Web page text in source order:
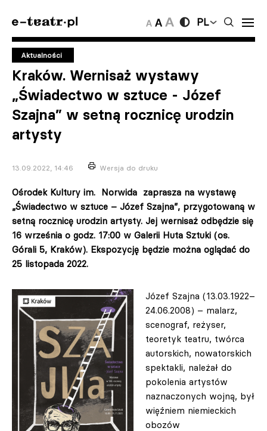
PL
Aktualności
Kraków. Wernisaż wystawy
„Świadectwo w sztuce - Józef
Szajna” w setną rocznicę urodzin
artysty
13.09.2022, 14:46 Wersja do druku
Ośrodek Kultury im. Norwida zaprasza na wystawę
„Świadectwo w sztuce – Józef Szajna”, przygotowaną w
setną rocznicę urodzin artysty. Jej wernisaż odbędzie się
16 września o godz. 17:00 w Galerii Huta Sztuki (os.
Górali 5, Kraków). Ekspozycję będzie można oglądać do
25 listopada 2022.
Józef Szajna (13.03.1922–
24.06.2008) – malarz,
scenograf, reżyser,
teoretyk teatru, twórca
autorskich, nowatorskich
spektakli, należał do
pokolenia artystów
naznaczonych wojną, był
więźniem niemieckich
obozów